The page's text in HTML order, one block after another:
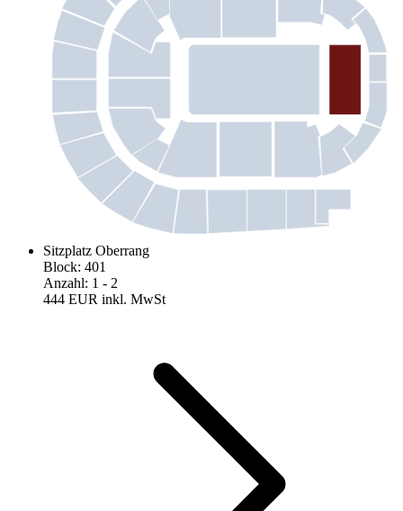
Sitzplatz Oberrang
Block: 401
Anzahl: 1 - 2
444 EUR inkl. MwSt